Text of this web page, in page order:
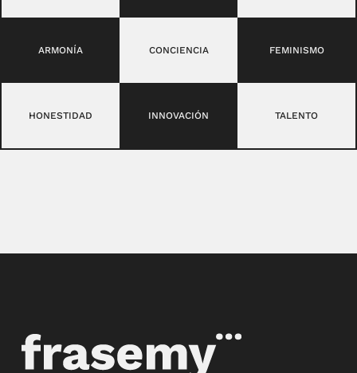
ARMONÍA CONCIENCIA FEMINISMO
HONESTIDAD INNOVACIÓN TALENTO